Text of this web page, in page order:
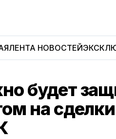
ЛЕНТА НОВОСТЕЙ
будет
на